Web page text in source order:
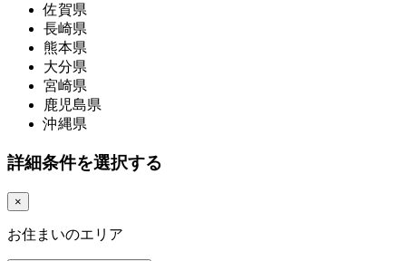
佐賀県
長崎県
熊本県
大分県
宮崎県
鹿児島県
沖縄県
詳細条件を選択する
×
お住まいのエリア